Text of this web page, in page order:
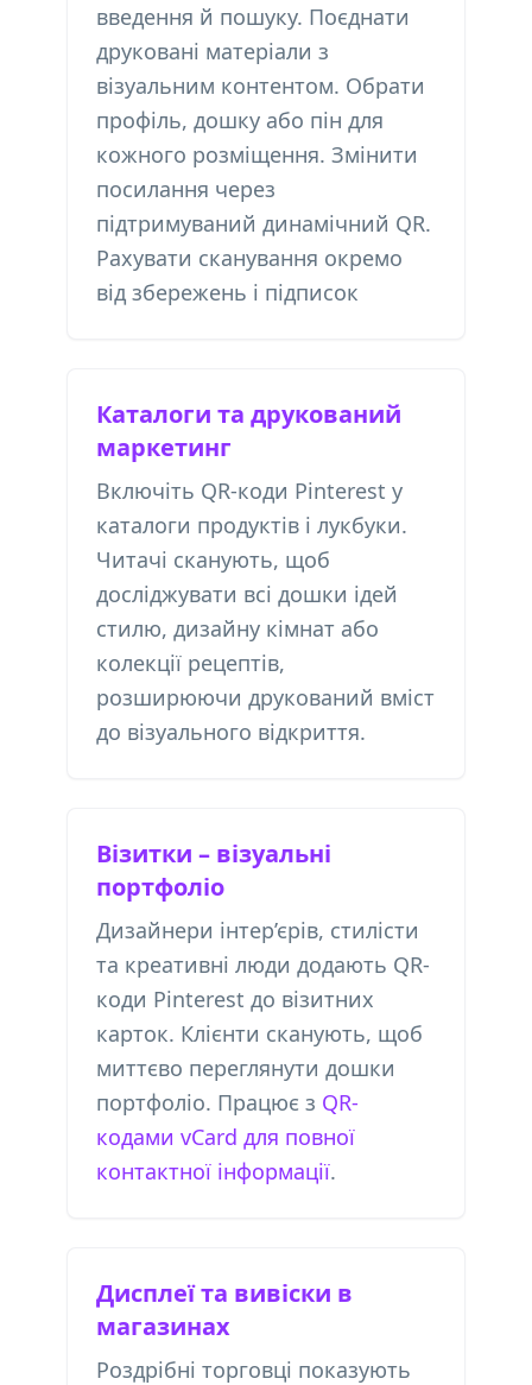
введення й пошуку. Поєднати
друковані матеріали з
візуальним контентом. Обрати
профіль, дошку або пін для
кожного розміщення. Змінити
посилання через
підтримуваний динамічний QR.
Рахувати сканування окремо
від збережень і підписок
Каталоги та друкований
маркетинг
Включіть QR-коди Pinterest у
каталоги продуктів і лукбуки.
Читачі сканують, щоб
досліджувати всі дошки ідей
стилю, дизайну кімнат або
колекції рецептів,
розширюючи друкований вміст
до візуального відкриття.
Візитки – візуальні
портфоліо
Дизайнери інтер’єрів, стилісти
та креативні люди додають QR-
коди Pinterest до візитних
карток. Клієнти сканують, щоб
миттєво переглянути дошки
портфоліо. Працює з QR-
кодами vCard для повної
контактної інформації.
Дисплеї та вивіски в
магазинах
Роздрібні торговці показують